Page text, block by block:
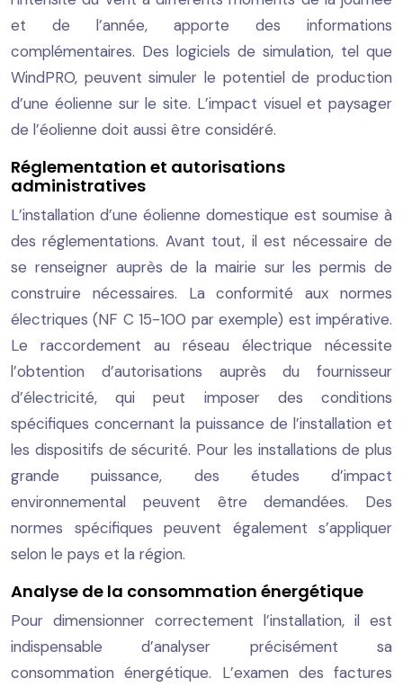
et de l’année, apporte des informations
complémentaires. Des logiciels de simulation, tel que
WindPRO, peuvent simuler le potentiel de production
d’une éolienne sur le site. L’impact visuel et paysager
de l’éolienne doit aussi être considéré.
Réglementation et autorisations
administratives
L’installation d’une éolienne domestique est soumise à
des réglementations. Avant tout, il est nécessaire de
se renseigner auprès de la mairie sur les permis de
construire nécessaires. La conformité aux normes
électriques (NF C 15-100 par exemple) est impérative.
Le raccordement au réseau électrique nécessite
l’obtention d’autorisations auprès du fournisseur
d’électricité, qui peut imposer des conditions
spécifiques concernant la puissance de l’installation et
les dispositifs de sécurité. Pour les installations de plus
grande puissance, des études d’impact
environnemental peuvent être demandées. Des
normes spécifiques peuvent également s’appliquer
selon le pays et la région.
Analyse de la consommation énergétique
Pour dimensionner correctement l’installation, il est
indispensable d’analyser précisément sa
consommation énergétique. L’examen des factures